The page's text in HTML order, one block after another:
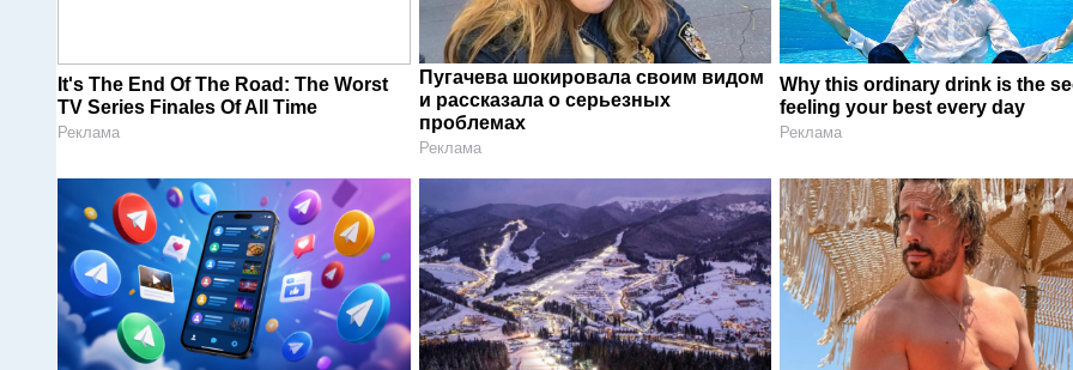
It's The End Of The Road: The Worst
TV Series Finales Of All Time
Реклама
Пугачева шокировала своим видом
и рассказала о серьезных
проблемах
Реклама
Why this ordinary drink is the
feeling your best every day
Реклама